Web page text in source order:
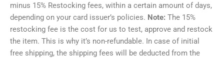
minus 15% Restocking fees, within a certain amount of days,
depending on your card issuer’s policies. Note: The 15%
restocking fee is the cost for us to test, approve and restock
the item. This is why it’s non-refundable. In case of initial
free shipping, the shipping fees will be deducted from the